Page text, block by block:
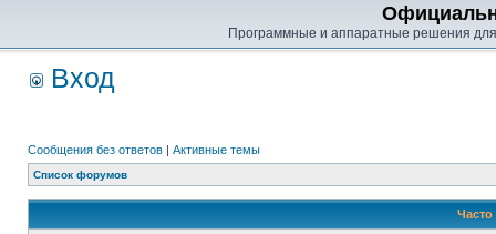
Программные и аппаратные решения
Вход
Сообщения без ответов | Активные темы
Список форумов